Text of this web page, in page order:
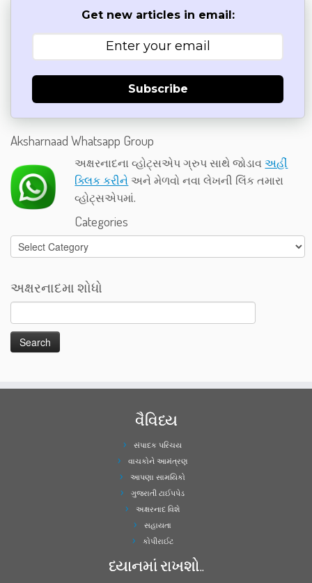
Get new articles in email:
Subscribe
Aksharnaad Whatsapp Group
અક્ષરનાદના વ્હોટ્સએપ ગ્રુપ સાથે જોડાવઅહીં
ક્લિક કરીને અને મેળવો નવા લેખની લિંક તમારા
વ્હોટ્સએપમાં.
Categories
Categories
અક્ષરનાદમા શોધો
વૈવિધ્ય
સંપાદક પરિચય
વાચકોને આમંત્રણ
આપણા સામયિકો
ગુજરાતી ટાઈપપેડ
અક્ષરનાદ વિશે
સહાયતા
કોપીરાઈટ
ધ્યાનમાં રાખશો..